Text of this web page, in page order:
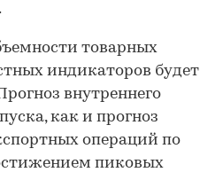
товарных
индикаторов будет
внутреннего
как и прогноз
операций по
пиковых